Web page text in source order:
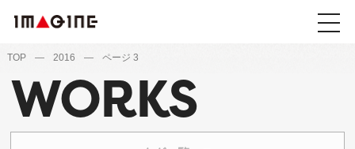
TOP — 2016 — ページ 3
WORKS